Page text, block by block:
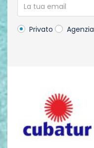
Privato Agenzia